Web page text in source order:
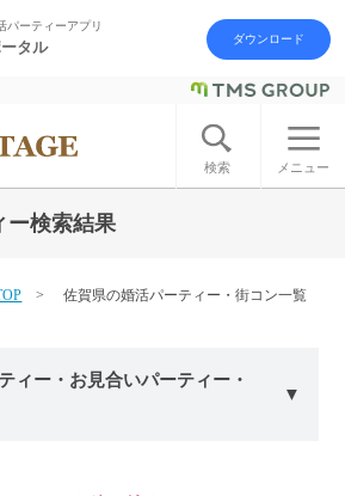
アカウント登録
ィー
パーティーアプリ
タル ダウンロード
検索 メニュー
ー検索結果
佐賀県の婚活パーティー・街コン一覧
ィー・お見合いパーティー・